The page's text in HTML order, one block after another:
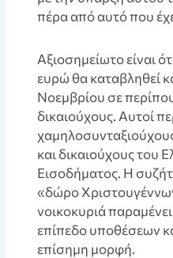
πέρα από αυτό που
Αξιοσημείωτο είναι
ευρώ θα καταβληθεί
Νοεμβρίου σε
δικαιούχους. Αυτοί
και δικαιούχους του
Εισοδήματος. Η
«δώρο
νοικοκυριά
επίπεδο υποθέσεων
επίσημη μορφή.